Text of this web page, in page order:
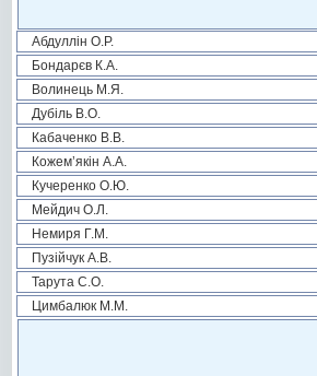
Абдуллін О.Р.
Бондарєв К.А.
Волинець М.Я.
Дубіль В.О.
Кабаченко В.В.
Кожем’якін А.А.
Кучеренко О.Ю.
Мейдич О.Л.
Немиря Г.М.
Пузійчук А.В.
Тарута С.О.
Цимбалюк М.М.